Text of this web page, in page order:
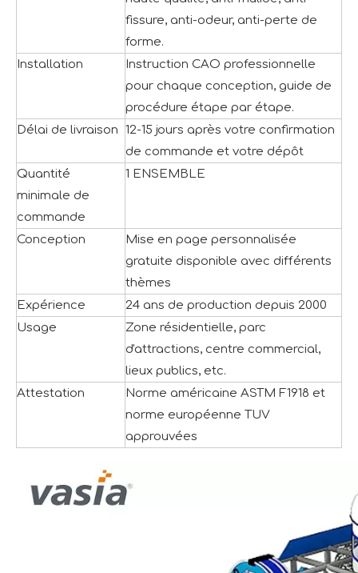
fissure, anti-odeur, anti-perte de
forme.
Installation
Instruction CAO professionnelle
pour chaque conception, guide de
procédure étape par étape.
Délai de livraison 12-15 jours après votre confirmation
de commande et votre dépôt
Quantité
minimale de
commande
1 ENSEMBLE
Conception
Mise en page personnalisée
gratuite disponible avec différents
thèmes
Expérience
24 ans de production depuis 2000
Usage
Zone résidentielle, parc
d'attractions, centre commercial,
lieux publics, etc.
Attestation
Norme américaine ASTM F1918 et
norme européenne TUV
approuvées